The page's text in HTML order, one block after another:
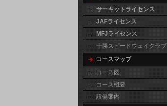
サーキットライセンス
JAFライセンス
MFJライセンス
十勝スピードウェイクラブ
コースマップ
コース図
コース概要
設備案内